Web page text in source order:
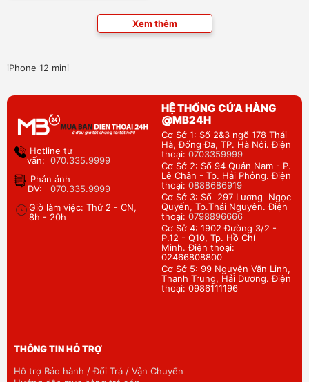
Xem thêm
iPhone 12 mini
Hotline tư
vấn: 070.335.9999
Phản ánh
DV: 070.335.9999
Giờ làm việc: Thứ 2 - CN,
8h - 20h
HỆ THỐNG CỬA HÀNG
@MB24H
Cơ Sở 1: Số 2&3 ngõ 178 Thái
Hà, Đống Đa, TP. Hà Nội. Điện
thoại: 0703359999
Cơ Sở 2: Số 94 Quán Nam - P.
Lê Chân - Tp. Hải Phỏng. Điện
thoại: 0888686919
Cơ Sở 3: Số 297 Lương Ngọc
Quyến, Tp.Thái Nguyên. Điện
thoại: 0798896666
Cơ Sở 4: 1902 Đường 3/2 -
P.12 - Q10, Tp. Hồ Chí
Minh. Điện thoại:
02466808800
Cơ Sở 5: 99 Nguyễn Văn Linh,
Thanh Trung, Hải Dương. Điện
thoại: 0986111196
THÔNG TIN HỖ TRỢ
Hỗ trợ Bảo hành / Đổi Trả / Vận Chuyển